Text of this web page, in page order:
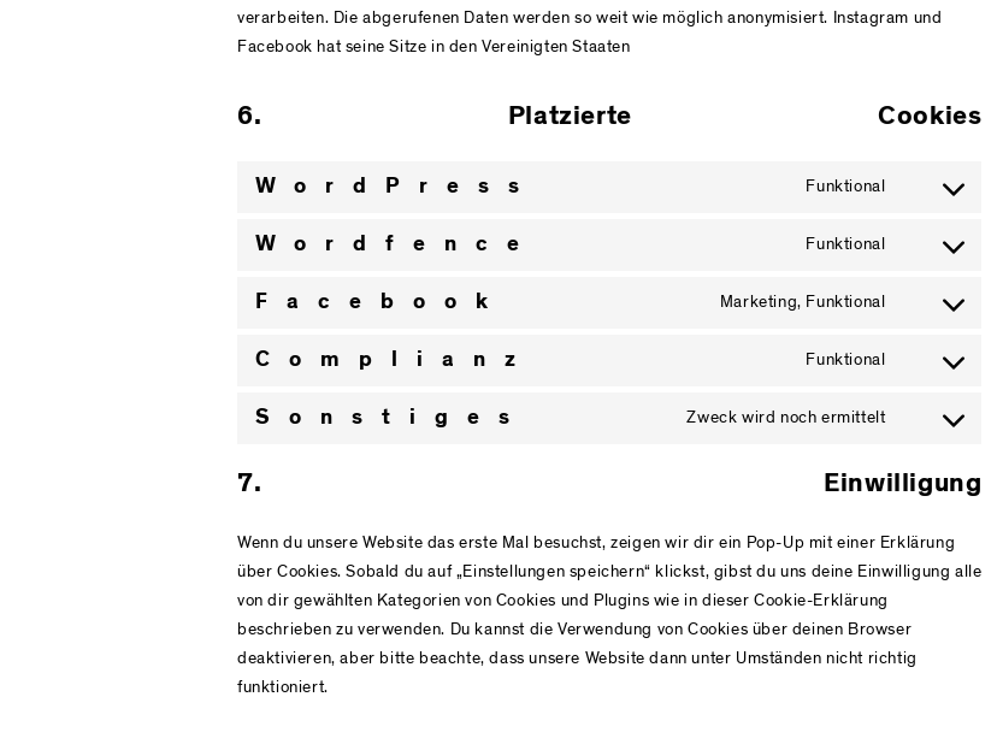
verarbeiten. Die abgerufenen Daten werden so weit wie möglich anonymisiert. Instagram und
Facebook hat seine Sitze in den Vereinigten Staaten
6. Platzierte Cookies
WordPress
Funktional
Consent to
Wordfence
Funktional
Consent to
Facebook
Marketing, Funktional
Consent to
Complianz
Funktional
Consent to
Sonstiges
Zweck wird noch ermittelt
Consent to
7. Einwilligung
Wenn du unsere Website das erste Mal besuchst, zeigen wir dir ein Pop-Up mit einer Erklärung
über Cookies. Sobald du auf „Einstellungen speichern“ klickst, gibst du uns deine Einwilligung alle
von dir gewählten Kategorien von Cookies und Plugins wie in dieser Cookie-Erklärung
beschrieben zu verwenden. Du kannst die Verwendung von Cookies über deinen Browser
deaktivieren, aber bitte beachte, dass unsere Website dann unter Umständen nicht richtig
funktioniert.